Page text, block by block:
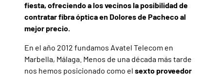
fiesta, ofreciendo a los vecinos la posibilidad de
contratar fibra óptica en Dolores de Pacheco al
mejor precio.
En el año 2012 fundamos Avatel Telecom en
Marbella, Málaga. Menos de una década más tarde
nos hemos posicionado como el sexto proveedor